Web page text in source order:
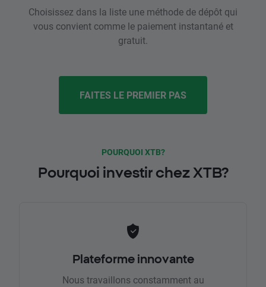
Choisissez dans la liste une méthode de dépôt qui
vous convient comme le paiement instantané et
gratuit.
FAITES LE PREMIER PAS
POURQUOI XTB?
Pourquoi investir chez XTB?
Plateforme innovante
Nous travaillons constamment au